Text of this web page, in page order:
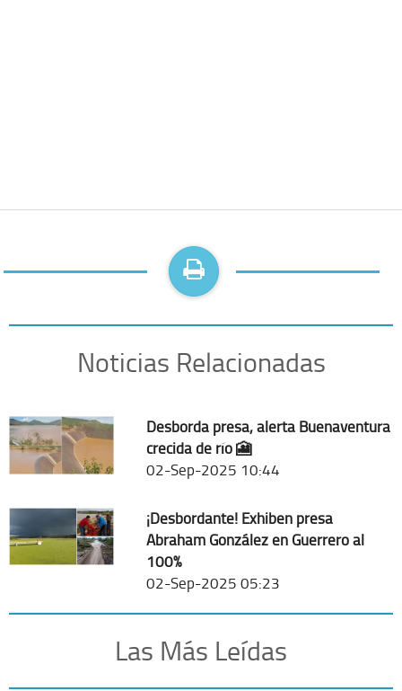
Noticias Relacionadas
Desborda presa, alerta Buenaventura
crecida de río 🎦
02-Sep-2025 10:44
¡Desbordante! Exhiben presa
Abraham González en Guerrero al
100%
02-Sep-2025 05:23
Las Más Leídas